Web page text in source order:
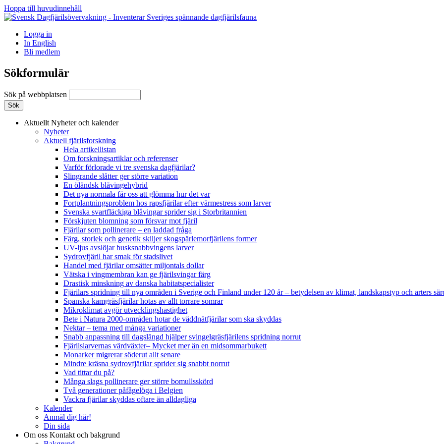
Hoppa till huvudinnehåll
Logga in
In English
Bli medlem
Sökformulär
Sök på webbplatsen
Aktuellt Nyheter och kalender
Nyheter
Aktuell fjärilsforskning
Hela artikellistan
Om forskningsartiklar och referenser
Varför förlorade vi tre svenska dagfjärilar?
Slingrande slåtter ger större variation
En öländsk blåvingehybrid
Det nya normala får oss att glömma hur det var
Fortplantningsproblem hos rapsfjärilar efter värmestress som larver
Svenska svartfläckiga blåvingar sprider sig i Storbritannien
Förskjuten blomning som försvar mot fjäril
Fjärilar som pollinerare – en laddad fråga
Färg, storlek och genetik skiljer skogspärlemorfjärilens former
UV-ljus avslöjar busksnabbvingens larver
Sydrovfjäril har smak för stadslivet
Handel med fjärilar omsätter miljontals dollar
Vätska i vingmembran kan ge fjärilsvingar färg
Drastisk minskning av danska habitatspecialister
Fjärilars spridning till nya områden i Sverige och Finland under 120 år– betydelsen av klimat, landskapstyp och arters
Spanska kamgräsfjärilar hotas av allt torrare somrar
Mikroklimat avgör utvecklingshastighet
Bete i Natura 2000-områden hotar de väddnätfjärilar som ska skyddas
Nektar – tema med många variationer
Snabb anpassning till dagslängd hjälper svingelgräsfjärilens spridning norrut
Fjärilslarvernas värdväxter– Mycket mer än en midsommarbukett
Monarker migrerar söderut allt senare
Mindre kräsna sydrovfjärilar sprider sig snabbt norrut
Vad tittar du på?
Många slags pollinerare ger större bomullsskörd
Två generationer påfågelöga i Belgien
Vackra fjärilar skyddas oftare än alldagliga
Kalender
Anmäl dig här!
Din sida
Om oss Kontakt och bakgrund